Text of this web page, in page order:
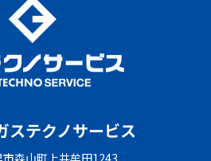
ステクノサービス